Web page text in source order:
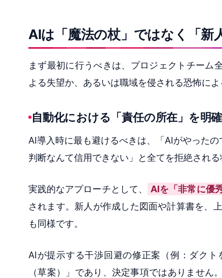
AIは「魔法の杖」ではなく「新
まず最初に行うべきは、プロジェクトチーム
よる失望か、あるいは職域を侵される恐怖によ
自動化における「責任の所在」を明
AI導入時に最も避けるべきは、「AIがやった
判断なんて信用できない」と全てを拒絶される
実践的なアプローチとして、 AIを「非常に優
されます。新人が作成した図面や計算書を、
も同様です。
AIが提示する干渉回避の修正案（例：ダク
（草案）」であり、決定事項ではありませ